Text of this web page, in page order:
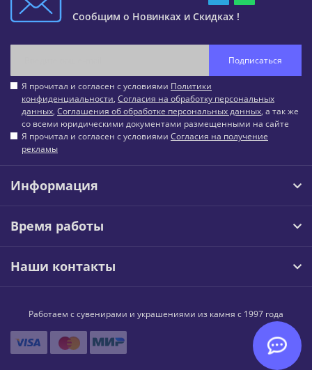
Сообщим о Новинках и Скидках !
Подписаться
Я прочитал и согласен с условиями Политики
конфиденциальности, Согласия на обработку персональных
данных, Соглашения об обработке персональных данных, а так же
со всеми юридическими документами размещенными на сайте
Я прочитал и согласен с условиями Согласия на получение
рекламы
Информация
Время работы
Наши контакты
Работаем с сувенирами и украшениями из камня с 1997 года